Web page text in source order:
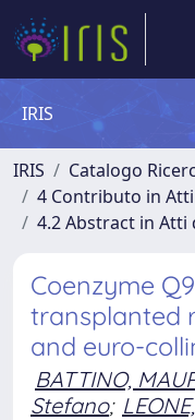
IRIS
IRIS
Catalogo
4 Contributo in
4.2 Abstract in Atti
Coenzyme
transplanted
and euro-
BATTINO,
Stefano;